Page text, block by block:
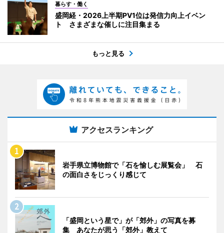
暮らす・働く
盛岡経・2026上半期PV1位は発信力向上イベン
ト さまざまな催しに注目集まる
もっと見る
アクセスランキング
岩手県立博物館で「石を愉しむ展覧会」 石
の面白さをじっくり感じて
「盛岡という星で」が「郊外」の写真を募
集 あなたが思う「郊外」教えて